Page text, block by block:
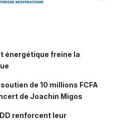
énergétique freine la
de 10 millions FCFA
de Joachin Migos
renforcent leur